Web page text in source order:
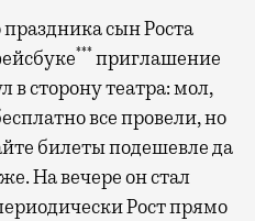
сын Роста
***приглашение
в сторону театра: мол,
все провели, но
билеты подешевле да
На вечере он стал
Рост прямо